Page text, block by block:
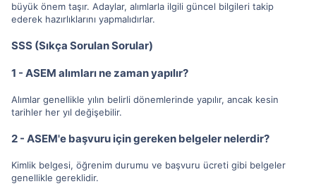
büyük önem taşır. Adaylar, alımlarla ilgili güncel bilgileri takip
ederek hazırlıklarını yapmalıdırlar.
SSS (Sıkça Sorulan Sorular)
1 - ASEM alımları ne zaman yapılır?
Alımlar genellikle yılın belirli dönemlerinde yapılır, ancak kesin
tarihler her yıl değişebilir.
2 - ASEM'e başvuru için gereken belgeler nelerdir?
Kimlik belgesi, öğrenim durumu ve başvuru ücreti gibi belgeler
genellikle gereklidir.